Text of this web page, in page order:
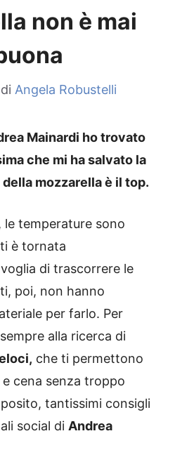
non è mai
di Angela Robustelli
Mainardi ho trovato
che mi ha salvato la
mozzarella è il top.
le temperature sono
è tornata
di trascorrere le
poi, non hanno
per farlo. Per
alla ricerca di
che ti permettono
cena senza troppo
tantissimi consigli
social di Andrea